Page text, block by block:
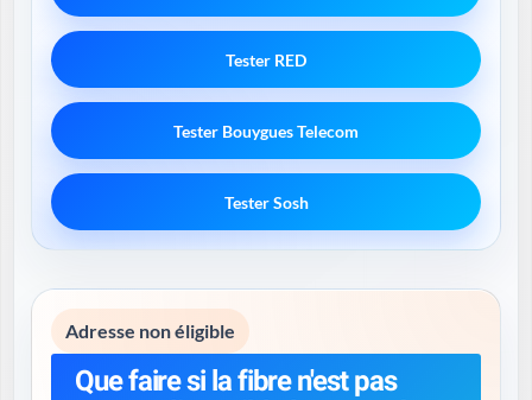
Tester RED
Tester Bouygues Telecom
Tester Sosh
Adresse non éligible
Que faire si la fibre n'est pas